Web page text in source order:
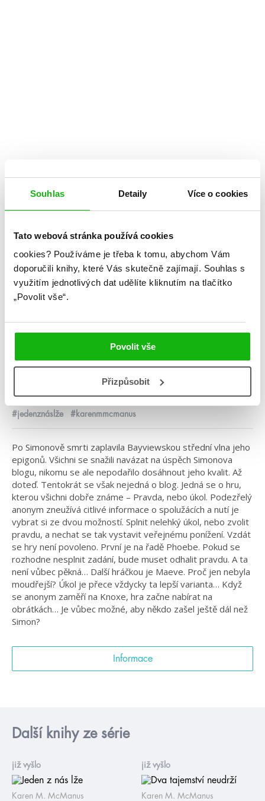
Souhlas Detaily Více o cookies
Tato webová stránka používá cookies
cookies? Používáme je třeba k tomu, abychom Vám
doporučili knihy, které Vás skutečně zajímají. Souhlas s
využitím jednotlivých dat udělíte kliknutím na tlačítko
„Povolit vše“.
Povolit vše
Přizpůsobit
Kategorie: young adult
Žánr: Mystery a thrillery
Série: Jeden z nás lže
Jeden z nás je na řadě
Karen M. McManus
#jedenznáslže #karenmmcmanus
Po Simonově smrti zaplavila Bayviewskou střední vlna jeho
epigonů. Všichni se snažili navázat na úspěch Simonova
blogu, nikomu se ale nepodařilo dosáhnout jeho kvalit. Až
doteď. Tentokrát se však nejedná o blog. Jedná se o hru,
kterou všichni dobře známe – Pravda, nebo úkol. Podezřelý
anonym zneužívá citlivé informace o spolužácích a nutí je
vybrat si ze dvou možností. Splnit nelehký úkol, nebo zvolit
pravdu, a nechat se tak vystavit veřejnému ponížení. Vzdát
se hry není povoleno. První je na řadě Phoebe. Pokud se
rozhodne nesplnit zadání, bude muset odhalit pravdu. A ta
není vůbec pěkná… Další hráčkou je Maeve. Proč jen nebyla
moudřejší? Úkol je přece vždycky ta lepší varianta… Když
se anonym zaměří na Knoxe, hra začne nabírat na
obrátkách… Je vůbec možné, aby někdo zašel ještě dál než
Simon?
Informace
Další knihy ze série
již vyšlo
Karen M. McManus
již vyšlo
Karen M. McManus